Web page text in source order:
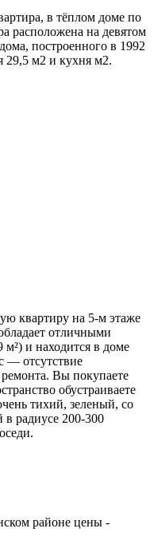
в тёплом доме по
расположена на девятом
построенного в 1992
29,5 м2 и кухня м2.
квартиру на 5-м этаже
отличными
м²) и находится в доме
— отсутствие
ремонта. Вы покупаете
обустраиваете
тихий, зеленый, со
в радиусе 200-300
районе цены -